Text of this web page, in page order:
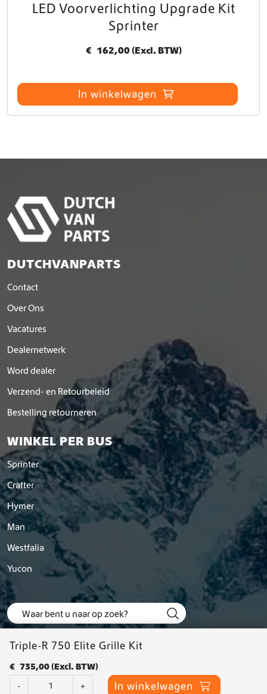
LED Voorverlichting Upgrade Kit
Sprinter
€ 162,00 (Excl. BTW)
In winkelwagen
Triple-R 750 Elite Grille Kit
€ 735,00(Excl. BTW)
- + In winkelwagen
DUTCHVANPARTS
Contact
Over Ons
Vacatures
Dealernetwerk
Word dealer
Verzend- en Retourbeleid
Bestelling retourneren
WINKEL PER BUS
Sprinter
Crafter
Hymer
Man
Westfalia
Yucon